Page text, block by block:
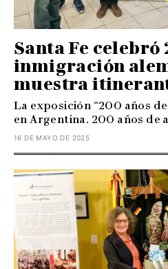
Santa Fe celebró
inmigración
muestra
La exposición “200 años
en Argentina. 200 años de
16 DE MAYO DE 2025